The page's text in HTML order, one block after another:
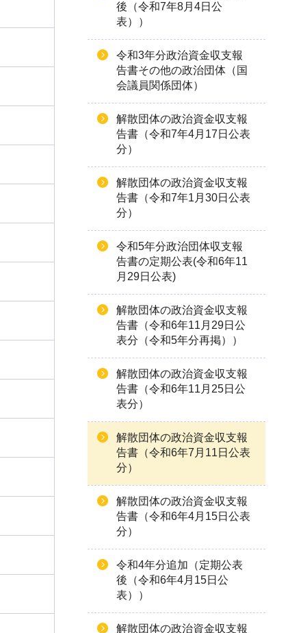
後（令和7年8月4日公
表））
令和3年分政治資金収支報
告書その他の政治団体（国
会議員関係団体）
解散団体の政治資金収支報
告書（令和7年4月17日公表
分）
解散団体の政治資金収支報
告書（令和7年1月30日公表
分）
令和5年分政治団体収支報
告書の定期公表(令和6年11
月29日公表)
解散団体の政治資金収支報
告書（令和6年11月29日公
表分（令和5年分再掲））
解散団体の政治資金収支報
告書（令和6年11月25日公
表分）
解散団体の政治資金収支報
告書（令和6年7月11日公表
分）
解散団体の政治資金収支報
告書（令和6年4月15日公表
分）
令和4年分追加（定期公表
後（令和6年4月15日公
表））
解散団体の政治資金収支報